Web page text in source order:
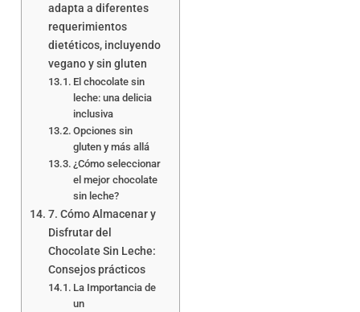
adapta a diferentes
requerimientos
dietéticos, incluyendo
vegano y sin gluten
El chocolate sin
leche: una delicia
inclusiva
Opciones sin
gluten y más allá
¿Cómo seleccionar
el mejor chocolate
sin leche?
7. Cómo Almacenar y
Disfrutar del
Chocolate Sin Leche:
Consejos prácticos
La Importancia de
un